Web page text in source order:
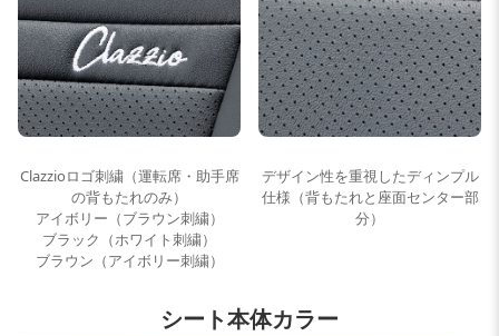
Clazzioロゴ刺繍（運転席・助手席
の背もたれのみ）
アイボリー（ブラウン刺繍）
ブラック（ホワイト刺繍）
ブラウン（アイボリー刺繍）
デザイン性を重視したディンプル
仕様（背もたれと座面センター部
分）
シート本体カラー